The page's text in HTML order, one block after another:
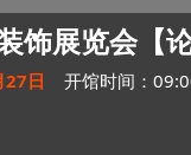
饰展览会【论
日
开馆时间：